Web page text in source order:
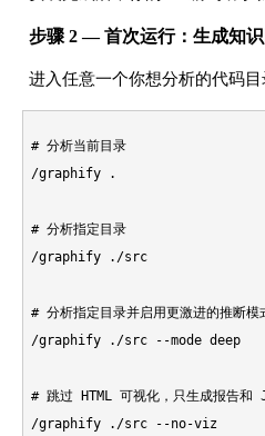
步骤 2 — 首次运行：生成知
进入任意一个你想分析的代码目
# 分析当前目录
/graphify .
# 分析指定目录
/graphify ./src
# 分析指定目录并启用更激进的推断模
/graphify ./src --mode deep
# 跳过 HTML 可视化，只生成报告和